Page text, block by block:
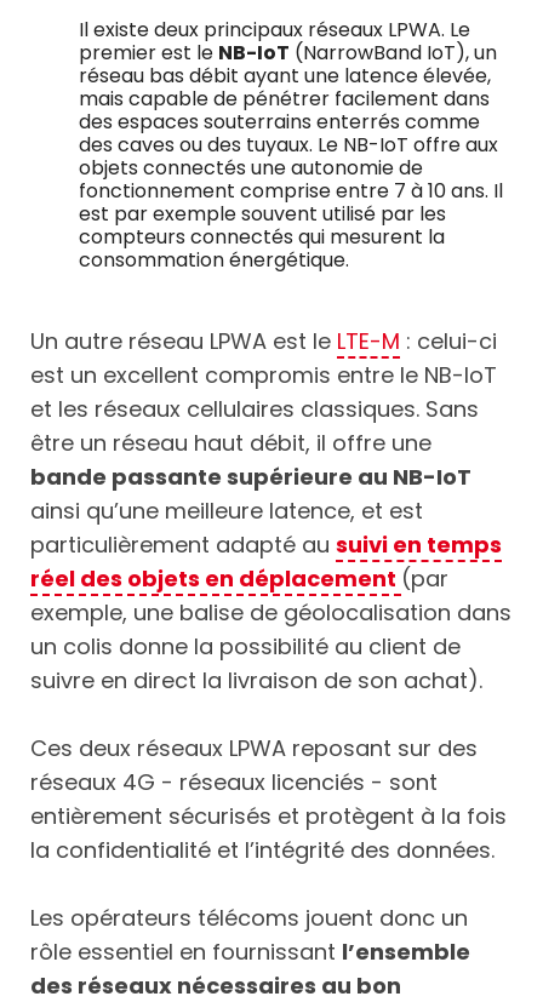
Il existe deux principaux réseaux LPWA. Le
premier est le NB-IoT (NarrowBand IoT), un
réseau bas débit ayant une latence élevée,
mais capable de pénétrer facilement dans
des espaces souterrains enterrés comme
des caves ou des tuyaux. Le NB-IoT offre aux
objets connectés une autonomie de
fonctionnement comprise entre 7 à 10 ans. Il
est par exemple souvent utilisé par les
compteurs connectés qui mesurent la
consommation énergétique.
Un autre réseau LPWA est le LTE-M : celui-ci
est un excellent compromis entre le NB-IoT
et les réseaux cellulaires classiques. Sans
être un réseau haut débit, il offre une
bande passante supérieure au NB-IoT
ainsi qu’une meilleure latence, et est
particulièrement adapté ausuivi en temps
réel des objets en déplacement (par
exemple, une balise de géolocalisation dans
un colis donne la possibilité au client de
suivre en direct la livraison de son achat).
Ces deux réseaux LPWA reposant sur des
réseaux 4G - réseaux licenciés - sont
entièrement sécurisés et protègent à la fois
la confidentialité et l’intégrité des données.
Les opérateurs télécoms jouent donc un
rôle essentiel en fournissant l’ensemble
des réseaux nécessaires au bon